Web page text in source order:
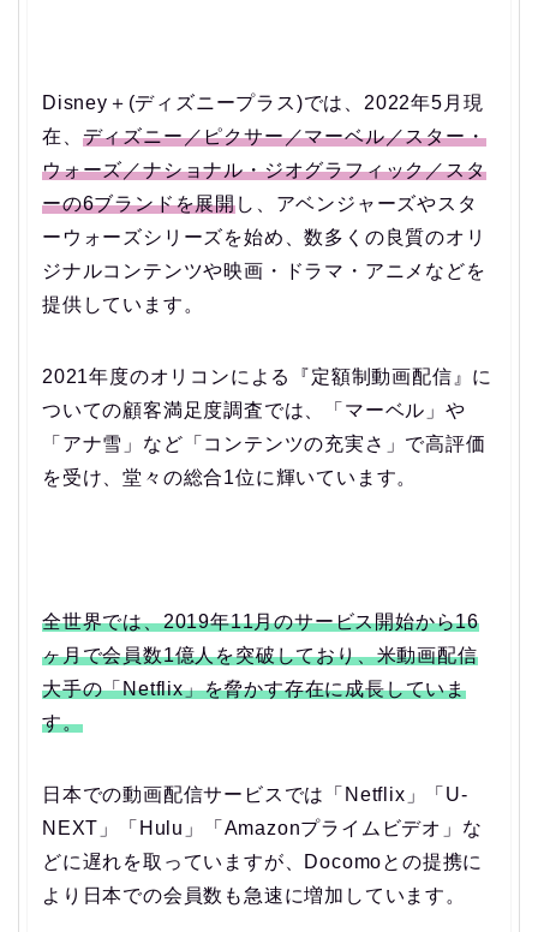
Disney＋(ディズニープラス)では、2022年5月現
在、 ディズニー／ピクサー／マーベル／スター・
ウォーズ／ナショナル・ジオグラフィック／スタ
ーの6ブランドを展開し、アベンジャーズやスタ
ーウォーズシリーズを始め、数多くの良質のオリ
ジナルコンテンツや映画・ドラマ・アニメなどを
提供しています。
2021年度のオリコンによる『定額制動画配信』に
ついての顧客満足度調査では、「マーベル」や
「アナ雪」など「コンテンツの充実さ」で高評価
を受け、堂々の総合1位に輝いています。
全世界では、2019年11月のサービス開始から16
ヶ月で会員数1億人を突破しており、米動画配信
大手の「Netflix」を脅かす存在に成長していま
す。
日本での動画配信サービスでは「Netflix」「U-
NEXT」「Hulu」「Amazonプライムビデオ」な
どに遅れを取っていますが、Docomoとの提携に
より日本での会員数も急速に増加しています。